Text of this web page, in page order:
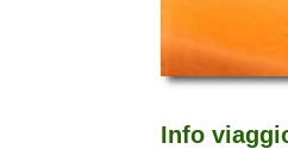
Info